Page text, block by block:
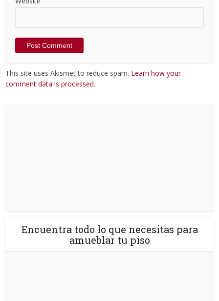
This site uses Akismet to reduce spam. Learn how your
comment data is processed.
Encuentra todo lo que necesitas para
amueblar tu piso